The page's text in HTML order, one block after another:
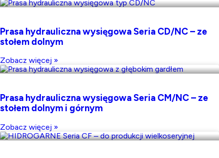
Prasa hydrauliczna wysięgowa Seria CD/NC – ze
stołem dolnym
Zobacz więcej »
Prasa hydrauliczna wysięgowa Seria CM/NC – ze
stołem dolnym i górnym
Zobacz więcej »